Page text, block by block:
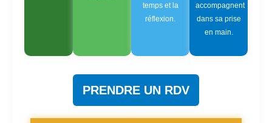
temps et la
réflexion.
accompagnent
dans sa prise
en main.
PRENDRE UN RDV